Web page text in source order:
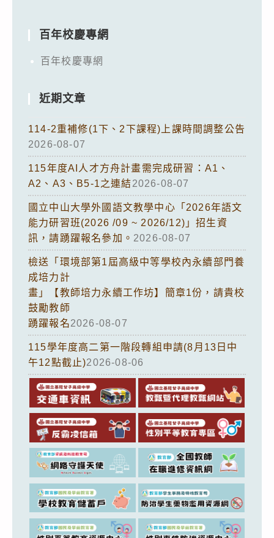
百年校慶專網
百年校慶專網
近期文章
114-2重補修(1下、2下課程)上課時間調整公告
2026-08-07
115年度AI人才方舟計畫需完成研習：A1、
A2、A3、B5-1之連結2026-08-07
國立中山大學外國語文教學中心「2026年語文
能力研習班(2026 /09 ~ 2026/12)」招生資
訊，請踴躍報名參加。 2026-08-07
檢送「環境部第1屆高級中等學校內永續部門養
成培力計
畫」【教師培力永續工作坊】簡章1份，請貴校
鼓勵教師
踴躍報名2026-08-07
115學年度高二第一階段轉組申請(8月13日中
午12點截止)2026-08-06